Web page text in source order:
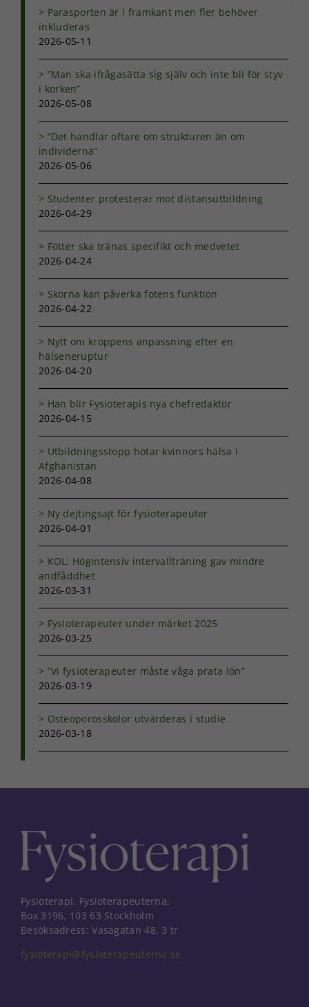
Parasporten är i framkant men fler behöver
inkluderas
2026-05-11
”Man ska ifrågasätta sig själv och inte bli för styv
i korken”
2026-05-08
”Det handlar oftare om strukturen än om
individerna”
2026-05-06
Studenter protesterar mot distansutbildning
2026-04-29
Fötter ska tränas specifikt och medvetet
2026-04-24
Skorna kan påverka fotens funktion
2026-04-22
Nytt om kroppens anpassning efter en
hälseneruptur
2026-04-20
Han blir Fysioterapis nya chefredaktör
2026-04-15
Utbildningsstopp hotar kvinnors hälsa i
Afghanistan
2026-04-08
Ny dejtingsajt för fysioterapeuter
2026-04-01
KOL: Högintensiv intervallträning gav mindre
andfåddhet
2026-03-31
Fysioterapeuter under märket 2025
2026-03-25
”Vi fysioterapeuter måste våga prata lön”
2026-03-19
Osteoporosskolor utvärderas i studie
2026-03-18
Fysioterapi, Fysioterapeuterna,
Box 3196, 103 63 Stockholm
Besöksadress: Vasagatan 48, 3 tr
fysioterapi@fysioterapeuterna.se
hemsidan.
med dig av dina
surfar ökar du
chansen att få se